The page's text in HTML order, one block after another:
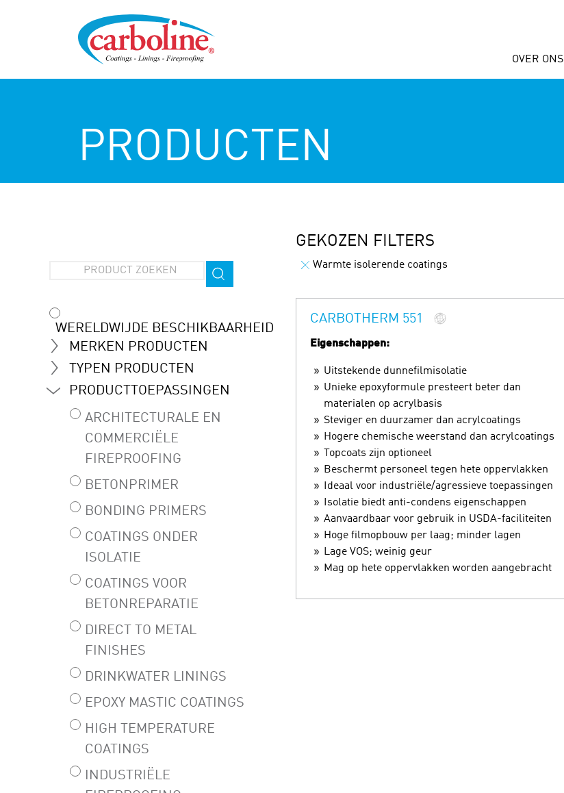
OVER ONS
PRODUCTEN
WERELDWIJDE BESCHIKBAARHEID
MERKEN PRODUCTEN
TYPEN PRODUCTEN
PRODUCTTOEPASSINGEN
ARCHITECTURALE EN
COMMERCIËLE
FIREPROOFING
BETONPRIMER
BONDING PRIMERS
COATINGS ONDER
ISOLATIE
COATINGS VOOR
BETONREPARATIE
DIRECT TO METAL
FINISHES
DRINKWATER LININGS
EPOXY MASTIC COATINGS
HIGH TEMPERATURE
COATINGS
INDUSTRIËLE
GEKOZEN FILTERS
Warmte isolerende coatings
CARBOTHERM 551
Eigenschappen:
Uitstekende dunnefilmisolatie
Unieke epoxyformule presteert beter dan
materialen op acrylbasis
Steviger en duurzamer dan acrylcoatings
Hogere chemische weerstand dan acrylcoatings
Topcoats zijn optioneel
Beschermt personeel tegen hete oppervlakken
Ideaal voor industriële/agressieve toepassingen
Isolatie biedt anti-condens eigenschappen
Aanvaardbaar voor gebruik in USDA-faciliteiten
Hoge filmopbouw per laag; minder lagen
Lage VOS; weinig geur
Mag op hete oppervlakken worden aangebracht